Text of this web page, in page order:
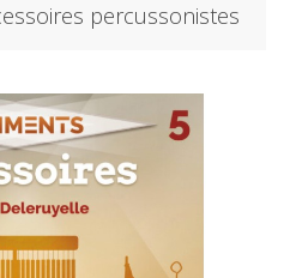
percussonistes